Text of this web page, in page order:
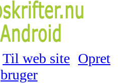
Til web site Opret
bruger